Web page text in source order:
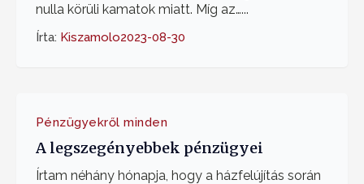
nulla körüli kamatok miatt. Míg az…...
Írta: Kiszamolo2023-08-30
Pénzügyekről minden
A legszegényebbek pénzügyei
Írtam néhány hónapja, hogy a házfelújítás során